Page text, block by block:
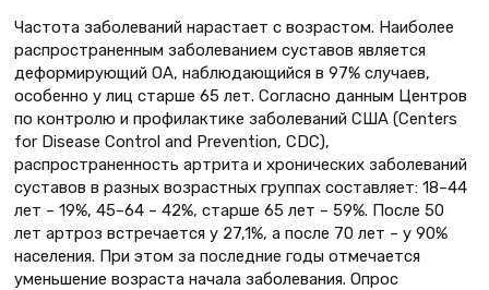
Частота заболеваний нарастает с возрастом. Наиболее
распространенным заболеванием суставов является
деформирующий ОА, наблюдающийся в 97% случаев,
особенно у лиц старше 65 лет. Согласно данным Центров
по контролю и профилактике заболеваний США (Centers
for Disease Control and Prevention, CDC),
распространенность артрита и хронических заболеваний
суставов в разных возрастных группах составляет: 18–44
лет – 19%, 45–64 – 42%, старше 65 лет – 59%. После 50
лет артроз встречается у 27,1%, а после 70 лет – у 90%
населения. При этом за последние годы отмечается
уменьшение возраста начала заболевания. Опрос